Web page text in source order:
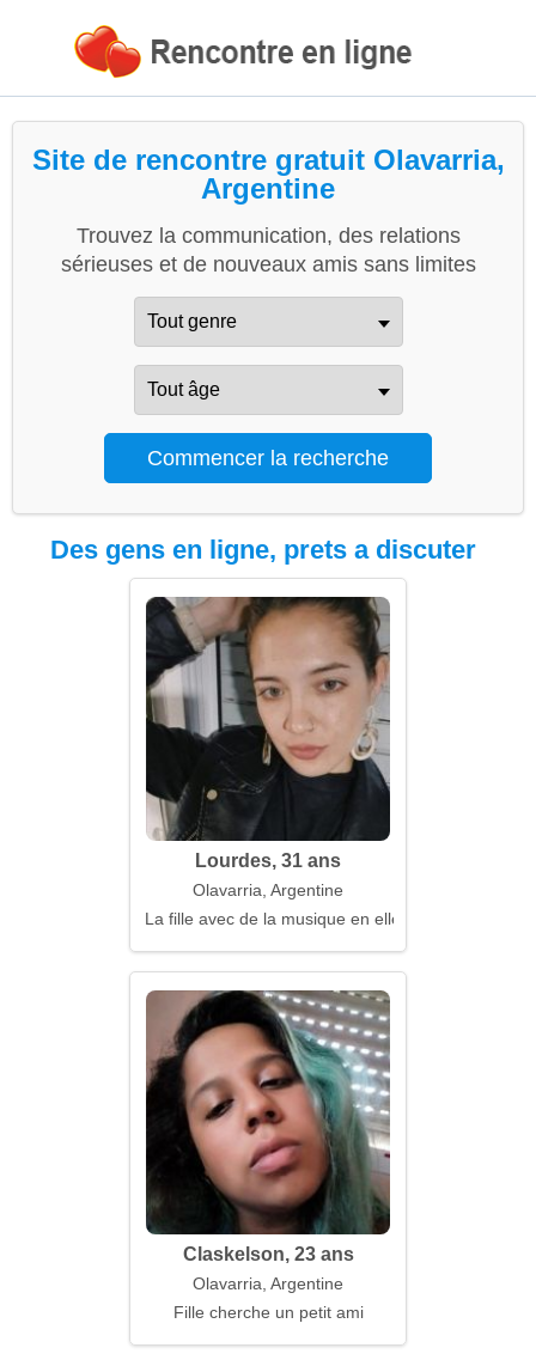
Site de rencontre gratuit Olavarria,
Argentine
Trouvez la communication, des relations
sérieuses et de nouveaux amis sans limites
Des gens en ligne, prets a discuter
Lourdes, 31 ans
Olavarria, Argentine
La fille avec de la musique en elle
Claskelson, 23 ans
Olavarria, Argentine
Fille cherche un petit ami